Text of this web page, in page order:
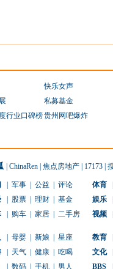
快乐女声
私募基金
行业口碑榜贵州网吧爆炸
ChinaRen 焦点房地产 17173
军事 公益 评论 体育
股票 理财 基金 娱乐
购车 家居 二手房 视频
母婴 新娘 星座 教育
天气 健康 吃喝 文化
数码 手机 男人 BBS